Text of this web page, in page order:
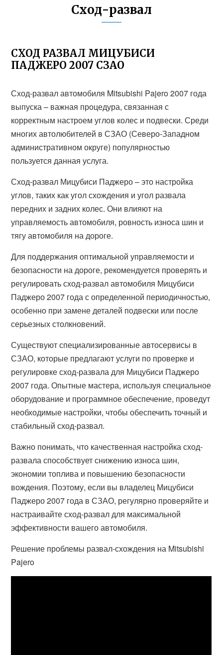
Сход-развал
СХОД РАЗВАЛ МИЦУБИСИ
ПАДЖЕРО 2007 СЗАО
Сход-развал автомобиля Mitsubishi Pajero 2007 года
выпуска – важная процедура, связанная с
корректным настроем углов колес и подвески. Среди
многих автолюбителей в СЗАО (Северо-Западном
административном округе) популярностью
пользуется данная услуга.
Сход-развал Мицубиси Паджеро – это настройка
углов, таких как угол схождения и угол развала
передних и задних колес. Они влияют на
управляемость автомобиля, ровность износа шин и
тягу автомобиля на дороге.
Для поддержания оптимальной управляемости и
безопасности на дороге, рекомендуется проверять и
регулировать сход-развал автомобиля Мицубиси
Паджеро 2007 года с определенной периодичностью,
особенно при замене деталей подвески или после
серьезных столкновений.
Существуют специализированные автосервисы в
СЗАО, которые предлагают услуги по проверке и
регулировке сход-развала для Мицубиси Паджеро
2007 года. Опытные мастера, используя специальное
оборудование и программное обеспечение, проведут
необходимые настройки, чтобы обеспечить точный и
стабильный сход-развал.
Важно понимать, что качественная настройка сход-
развала способствует снижению износа шин,
экономии топлива и повышению безопасности
вождения. Поэтому, если вы владелец Мицубиси
Паджеро 2007 года в СЗАО, регулярно проверяйте и
настраивайте сход-развал для максимальной
эффективности вашего автомобиля.
Решение проблемы развал-схождения на Mitsubishi
Pajero